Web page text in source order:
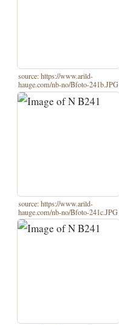
source: https://www.arild-
hauge.com/nb-no/Bfoto-241b.JPG
source: https://www.arild-
hauge.com/nb-no/Bfoto-241c.JPG